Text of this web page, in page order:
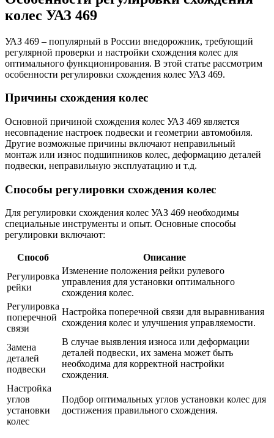
колес УАЗ 469
УАЗ 469 – популярный в России внедорожник, требующий
регулярной проверки и настройки схождения колес для
оптимального функционирования. В этой статье рассмотрим
особенности регулировки схождения колес УАЗ 469.
Причины схождения колес
Основной причиной схождения колес УАЗ 469 является
несовпадение настроек подвески и геометрии автомобиля.
Другие возможные причины включают неправильный
монтаж или износ подшипников колес, деформацию деталей
подвески, неправильную эксплуатацию и т.д.
Способы регулировки схождения колес
Для регулировки схождения колес УАЗ 469 необходимы
специальные инструменты и опыт. Основные способы
регулировки включают:
Способ
Описание
Регулировка
рейки
Изменение положения рейки рулевого
управления для установки оптимального
схождения колес.
Регулировка
поперечной
связи
Настройка поперечной связи для выравнивания
схождения колес и улучшения управляемости.
Замена
деталей
подвески
В случае выявления износа или деформации
деталей подвески, их замена может быть
необходима для корректной настройки
схождения.
Настройка
углов
установки
колес
Подбор оптимальных углов установки колес для
достижения правильного схождения.